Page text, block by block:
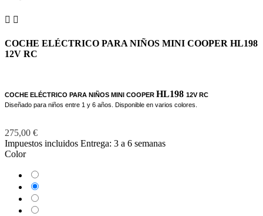
 
COCHE ELÉCTRICO PARA NIÑOS MINI COOPER HL198
12V RC
COCHE ELÉCTRICO PARA NIÑOS MINI COOPER HL198 12V RC
Diseñado para niños entre 1 y 6 años. Disponible en varios colores.
275,00 €
Impuestos incluidos Entrega: 3 a 6 semanas
Color